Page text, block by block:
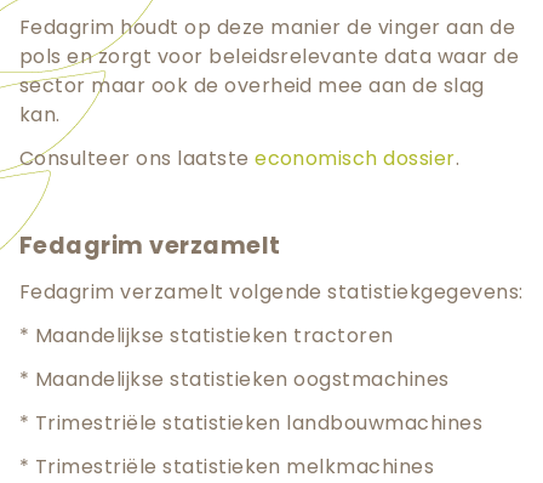
Fedagrim houdt op deze manier de vinger aan de
pols en zorgt voor beleidsrelevante data waar de
sector maar ook de overheid mee aan de slag
kan.
Consulteer ons laatsteeconomisch dossier.
Fedagrim verzamelt
Fedagrim verzamelt volgende statistiekgegevens:
* Maandelijkse statistieken tractoren
* Maandelijkse statistieken oogstmachines
* Trimestriële statistieken landbouwmachines
* Trimestriële statistieken melkmachines